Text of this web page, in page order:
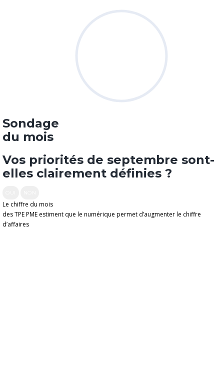
Sondage
du mois
Vos priorités de septembre sont-
elles clairement définies ?
Le chiffre du mois
des TPE PME estiment que le numérique permet d’augmenter le chiffre
d’affaires